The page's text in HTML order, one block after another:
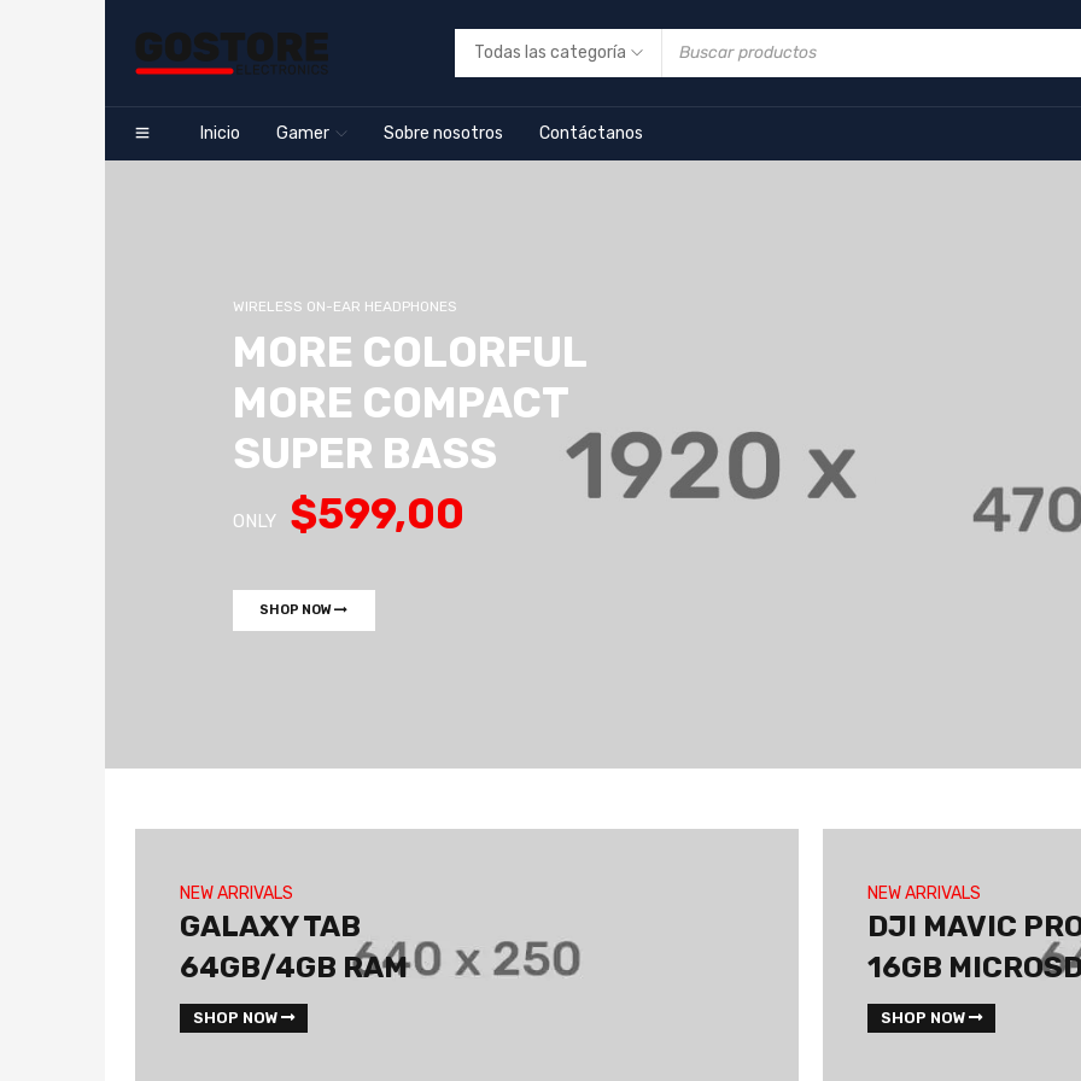
Inicio Gamer Sobre nosotros Contáctanos
MORE COLORFUL
MORE COMPACT
SUPER BASS
SHOP NOW
WIRELESS ON-EAR HEADPHONES
$599,00
ONLY
NEW ARRIVALS
GALAXY TAB
64GB/4GB RAM
SHOP NOW
NEW ARRIVALS
DJI MAVIC
16GB
SHOP NOW